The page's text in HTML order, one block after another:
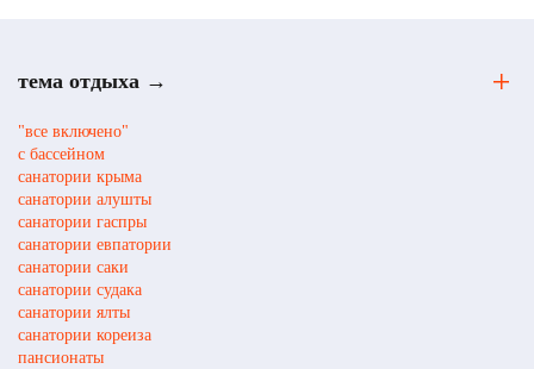
тема отдыха →
"все включено"
с бассейном
санатории крыма
санатории алушты
санатории гаспры
санатории евпатории
санатории саки
санатории судака
санатории ялты
санатории кореиза
пансионаты